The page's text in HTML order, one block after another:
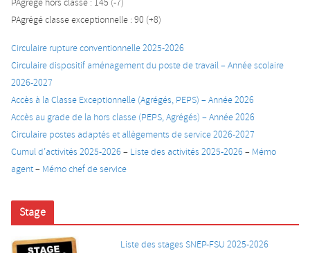
PAgrégé hors classe : 145 (-7)
PAgrégé classe exceptionnelle : 90 (+8)
Circulaire rupture conventionnelle 2025-2026
Circulaire dispositif aménagement du poste de travail – Année scolaire
2026-2027
Accès à la Classe Exceptionnelle (Agrégés, PEPS) – Année 2026
Accès au grade de la hors classe (PEPS, Agrégés) – Année 2026
Circulaire postes adaptés et allègements de service 2026-2027
Cumul d’activités 2025-2026 – Liste des activités 2025-2026 – Mémo
agent– Mémo chef de service
Stage
Liste des stages SNEP-FSU 2025-2026